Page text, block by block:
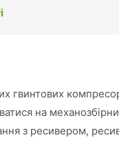
гвинтових
на
з ресивером,